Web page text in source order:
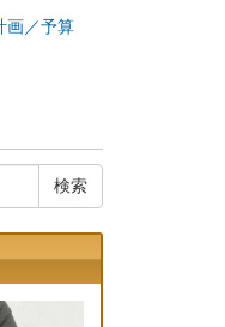
画／予算